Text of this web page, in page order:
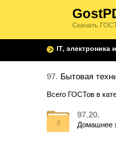
Скачать
IT, электроника
97. Бытовая
Всего ГОСТов в
97.20.
Домашнее
8